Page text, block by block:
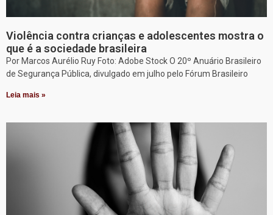
Violência contra crianças e adolescentes mostra o
que é a sociedade brasileira
Por Marcos Aurélio Ruy Foto: Adobe Stock O 20º Anuário Brasileiro
de Segurança Pública, divulgado em julho pelo Fórum Brasileiro
Leia mais »